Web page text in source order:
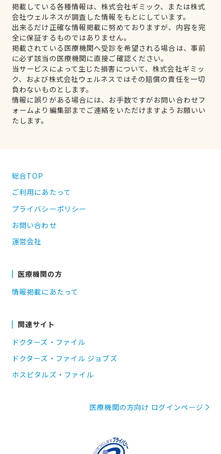
掲載している各種情報は、株式会社ギミック、または株式
会社ウェルネスが調査した情報をもとにしています。
出来るだけ正確な情報掲載に努めておりますが、内容を完
全に保証するものではありません。
掲載されている医療機関へ受診を希望される場合は、事前
に必ず該当の医療機関に直接ご確認ください。
当サービスによって生じた損害について、株式会社ギミッ
ク、および株式会社ウェルネスではその賠償の責任を一切
負わないものとします。
情報に誤りがある場合には、お手数ですがお問い合わせフ
ォームより編集部までご連絡をいただけますようお願いい
たします。
総合TOP
ご利用にあたって
プライバシーポリシー
お問い合わせ
運営会社
医療機関の方
情報掲載にあたって
関連サイト
ドクターズ・ファイル
ドクターズ・ファイル ジョブズ
ホスピタルズ・ファイル
医療機関の方向け ログインページ